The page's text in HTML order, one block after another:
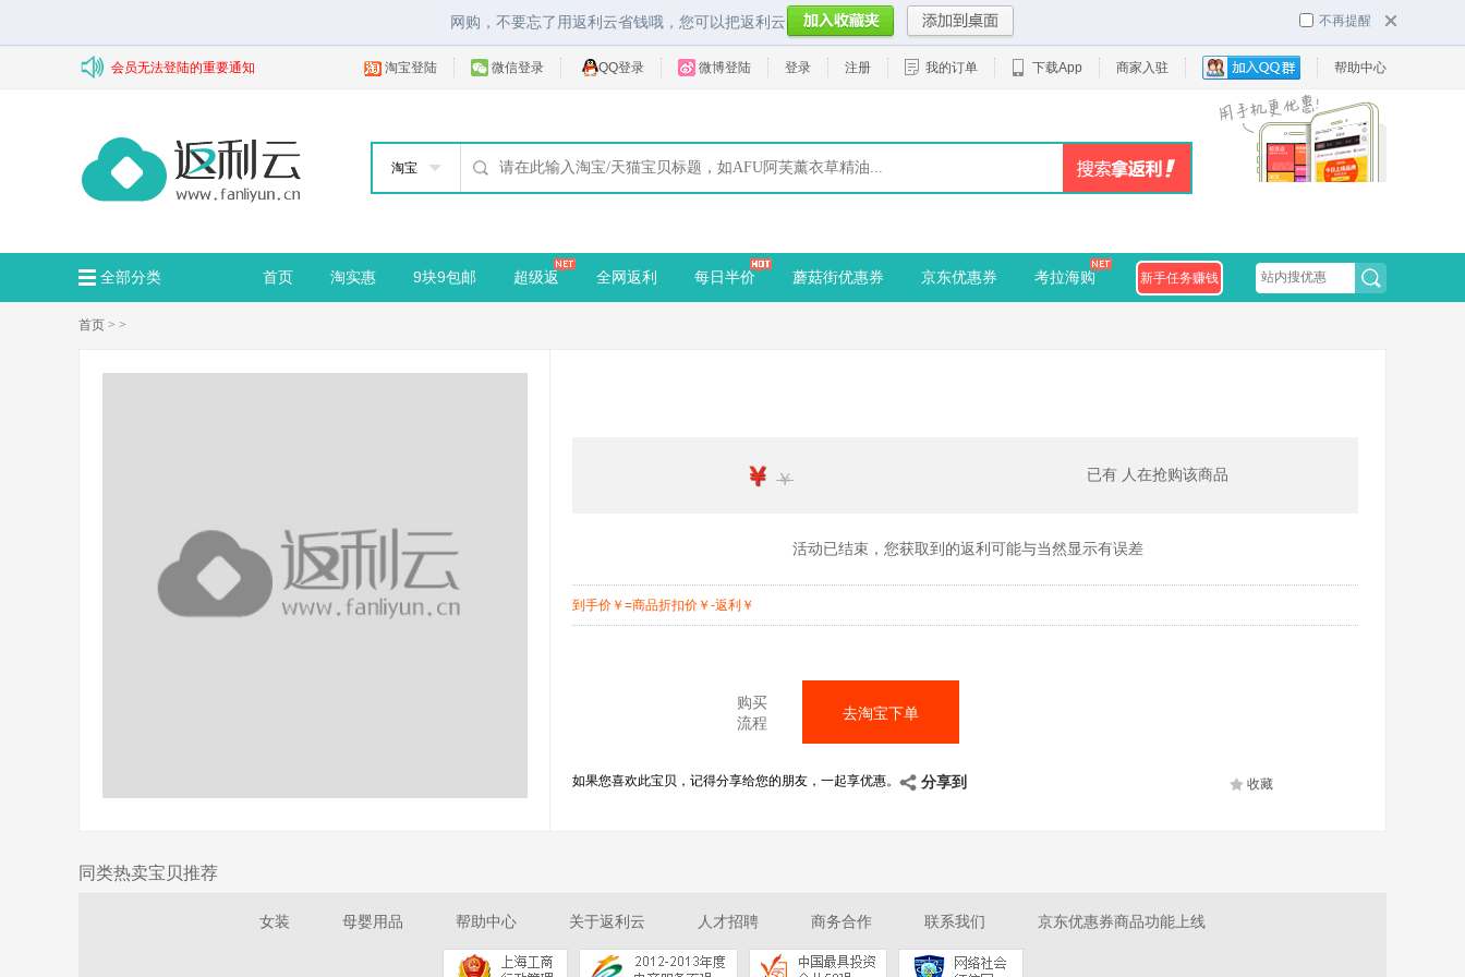
网购，不要忘了用返利云省钱哦，您可以把返利云 不再提醒
会员无法登陆的重要通知 淘宝登陆 微信登录 QQ登录 微博登陆 登录 注册 我的订单 下载App 商家入驻 帮助中心
淘宝
全部分类 首页 淘实惠 9块9包邮 超级返 全网返利 每日半价 蘑菇街优惠券 京东优惠券 考拉海购 新手任务赚钱
首页 > >
￥ ￥ 已有 人在抢购该商品
活动已结束，您获取到的返利可能与当然显示有误差
到手价 ￥ =商品折扣价 ￥ -返利 ￥
购买
流程
去淘宝下单
如果您喜欢此宝贝，记得分享给您的朋友，一起享优惠。 分享到 收藏
同类热卖宝贝推荐
女装 母婴用品 帮助中心 关于返利云 人才招聘 商务合作 联系我们 京东优惠券商品功能上线